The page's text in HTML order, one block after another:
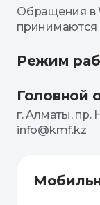
Обращения в
принимаются
Режим
Головной
г. Алматы, пр.
info@kmf.kz